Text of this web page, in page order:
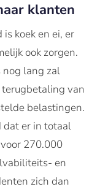
klanten
koek en ei, er
ook zorgen.
nog lang zal
van
belastingen.
dat er in totaal
270.000
en
zich dan